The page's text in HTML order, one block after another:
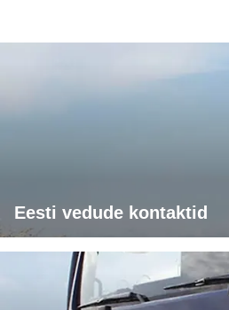
Eesti vedude kontaktid